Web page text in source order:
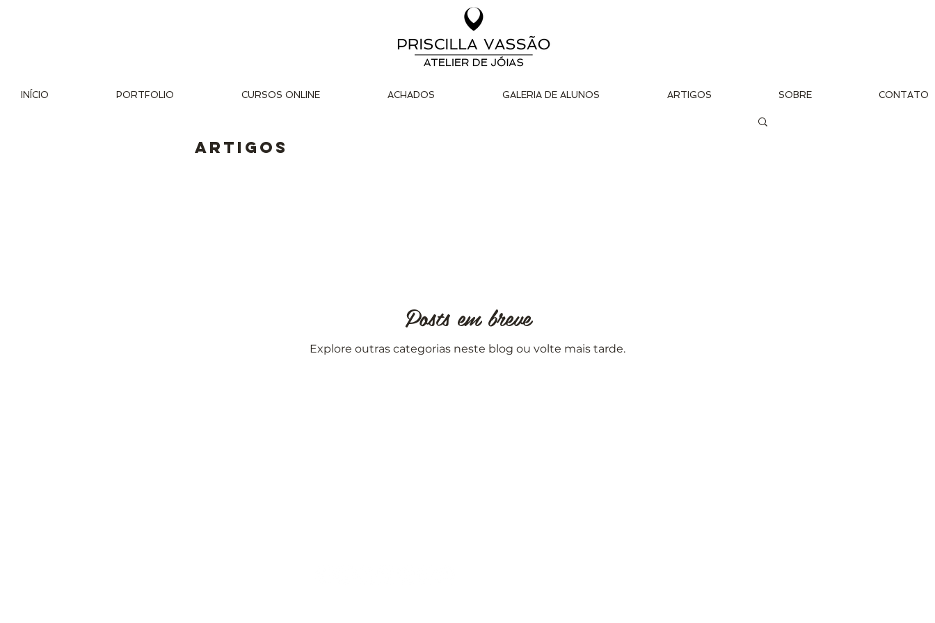
INÍCIO PORTFOLIO CURSOS ONLINE ACHADOS GALERIA DE ALUNOS ARTIGOS SOBRE CONTATO
Posts em breve
Explore outras categorias neste blog ou volte mais tarde.
artigos